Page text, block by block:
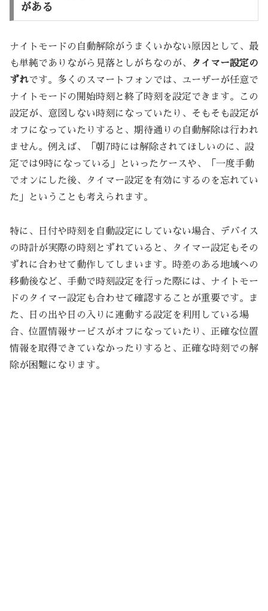
がある
ナイトモードの自動解除がうまくいかない原因として、最
も単純でありながら見落としがちなのが、
タイマー設定の
ずれです。多くのスマートフォンでは、ユーザーが任意で
ナイトモードの開始時刻と終了時刻を設定できます。この
設定が、意図しない時刻になっていたり、そもそも設定が
オフになっていたりすると、期待通りの自動解除は行われ
ません。例えば、「朝7時には解除されてほしいのに、設
定では9時になっている」といったケースや、「一度手動
でオンにした後、タイマー設定を有効にするのを忘れてい
た」ということも考えられます。
特に、日付や時刻を自動設定にしていない場合、デバイス
の時計が実際の時刻とずれていると、タイマー設定もその
ずれに合わせて動作してしまいます。時差のある地域への
移動後など、手動で時刻設定を行った際には、ナイトモー
ドのタイマー設定も合わせて確認することが重要です。ま
た、日の出や日の入りに連動する設定を利用している場
合、位置情報サービスがオフになっていたり、正確な位置
情報を取得できていなかったりすると、正確な時刻での解
除が困難になります。